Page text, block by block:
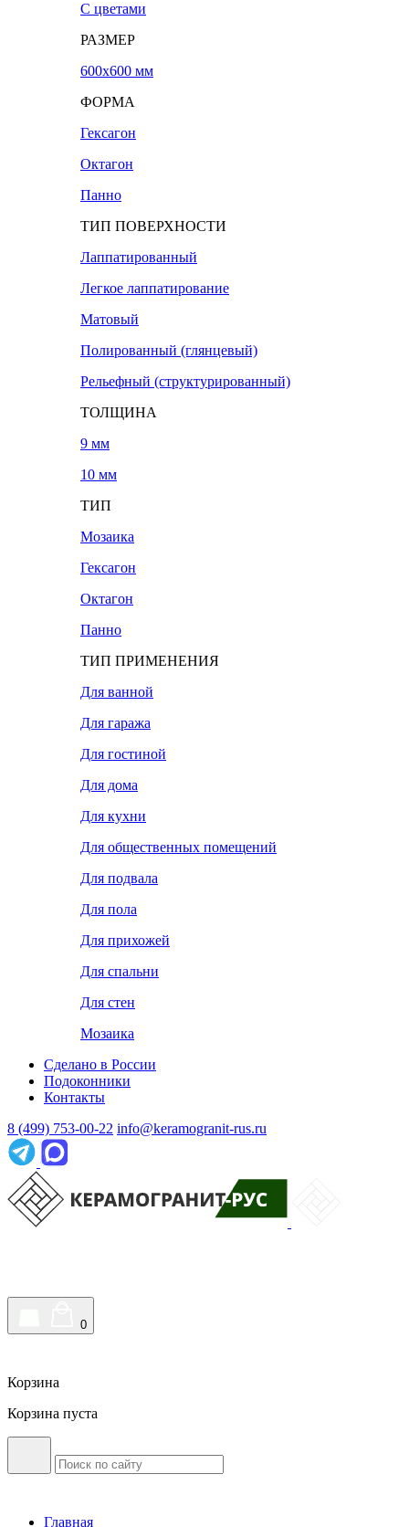
С цветами
РАЗМЕР
600х600 мм
ФОРМА
Гексагон
Октагон
Панно
ТИП ПОВЕРХНОСТИ
Лаппатированный
Легкое лаппатирование
Матовый
Полированный (глянцевый)
Рельефный (структурированный)
ТОЛЩИНА
9 мм
10 мм
ТИП
Мозаика
Гексагон
Октагон
Панно
ТИП ПРИМЕНЕНИЯ
Для ванной
Для гаража
Для гостиной
Для дома
Для кухни
Для общественных помещений
Для подвала
Для пола
Для прихожей
Для спальни
Для стен
Мозаика
Сделано в России
Подоконники
Контакты
8 (499) 753-00-22 info@keramogranit-rus.ru
0
Корзина
Корзина пуста
Главная